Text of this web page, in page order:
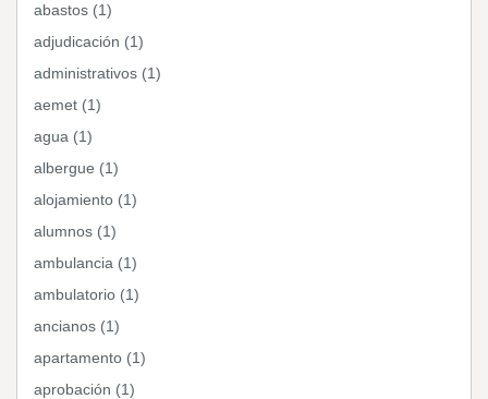
abastos (1)
adjudicación (1)
administrativos (1)
aemet (1)
agua (1)
albergue (1)
alojamiento (1)
alumnos (1)
ambulancia (1)
ambulatorio (1)
ancianos (1)
apartamento (1)
aprobación (1)